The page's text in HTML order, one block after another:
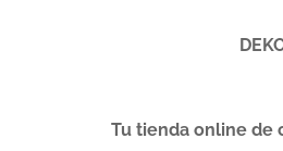
Tu tienda online de